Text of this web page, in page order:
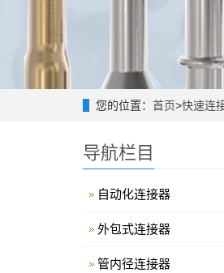
您的位置： 首页>快速连
导航栏目
自动化连接器
外包式连接器
管内径连接器